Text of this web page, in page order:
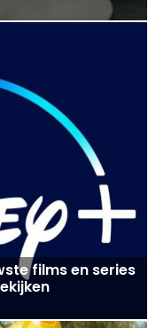
films en series